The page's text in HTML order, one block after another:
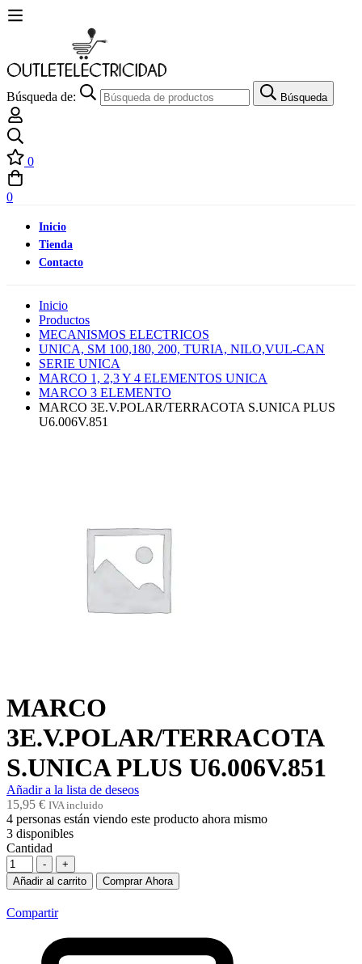
Búsqueda de: Búsqueda
0
0
Inicio
Tienda
Contacto
Inicio
Productos
MECANISMOS ELECTRICOS
UNICA, SM 100,180, 200, TURIA, NILO,VUL-CAN
SERIE UNICA
MARCO 1, 2,3 Y 4 ELEMENTOS UNICA
MARCO 3 ELEMENTO
MARCO 3E.V.POLAR/TERRACOTA S.UNICA PLUS
U6.006V.851
MARCO
3E.V.POLAR/TERRACOTA
S.UNICA PLUS U6.006V.851
Añadir a la lista de deseos
15,95 € IVA incluido
4 personas están viendo este producto ahora mismo
3 disponibles
Cantidad
-
+
Añadir al carrito
Comprar Ahora
Compartir